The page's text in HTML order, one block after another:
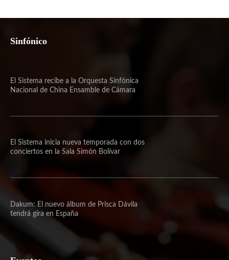
Sinfónico
El Sistema recibe a la Orquesta Sinfónica
Nacional de China Ensamble de Cámara
El Sistema inicia nueva temporada con dos
conciertos en la Sala Simón Bolívar
Dakum: El nuevo álbum de Prisca Dávila
tendrá gira en España